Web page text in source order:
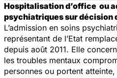
Hospitalisation d’office ou
psychiatriques sur décision
L’admission en soins
représentant de l’Etat
depuis août 2011. Elle
les troubles mentaux
personnes ou portent